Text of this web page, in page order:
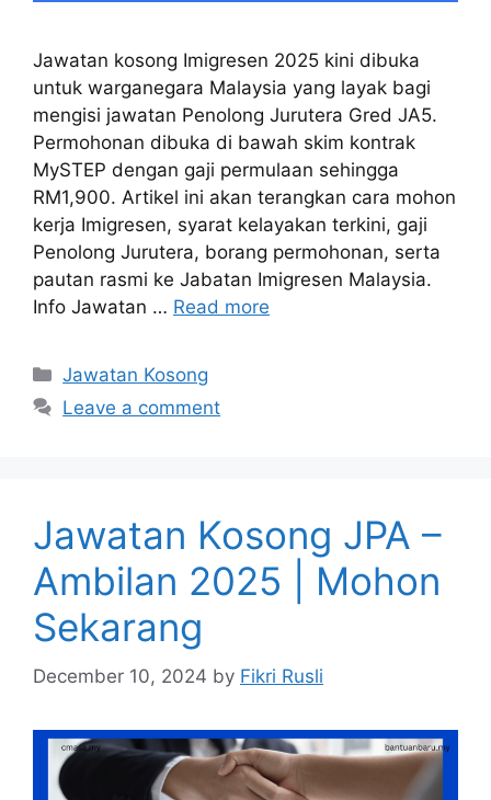
Jawatan kosong Imigresen 2025 kini dibuka
untuk warganegara Malaysia yang layak bagi
mengisi jawatan Penolong Jurutera Gred JA5.
Permohonan dibuka di bawah skim kontrak
MySTEP dengan gaji permulaan sehingga
RM1,900. Artikel ini akan terangkan cara mohon
kerja Imigresen, syarat kelayakan terkini, gaji
Penolong Jurutera, borang permohonan, serta
pautan rasmi ke Jabatan Imigresen Malaysia.
Info Jawatan … Read more
Categories
Jawatan Kosong
Leave a comment
Jawatan Kosong JPA –
Ambilan 2025 | Mohon
Sekarang
December 10, 2024 by Fikri Rusli